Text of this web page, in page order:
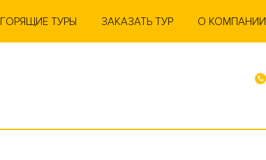
ГОРЯЩИЕ ТУРЫ ЗАКАЗАТЬ ТУР О КОМПАНИИ